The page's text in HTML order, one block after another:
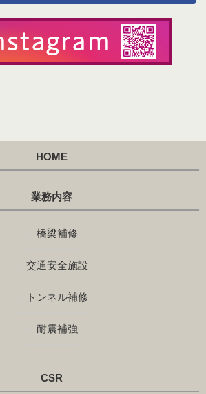
HOME
業務内容
橋梁補修
交通安全施設
トンネル補修
耐震補強
CSR